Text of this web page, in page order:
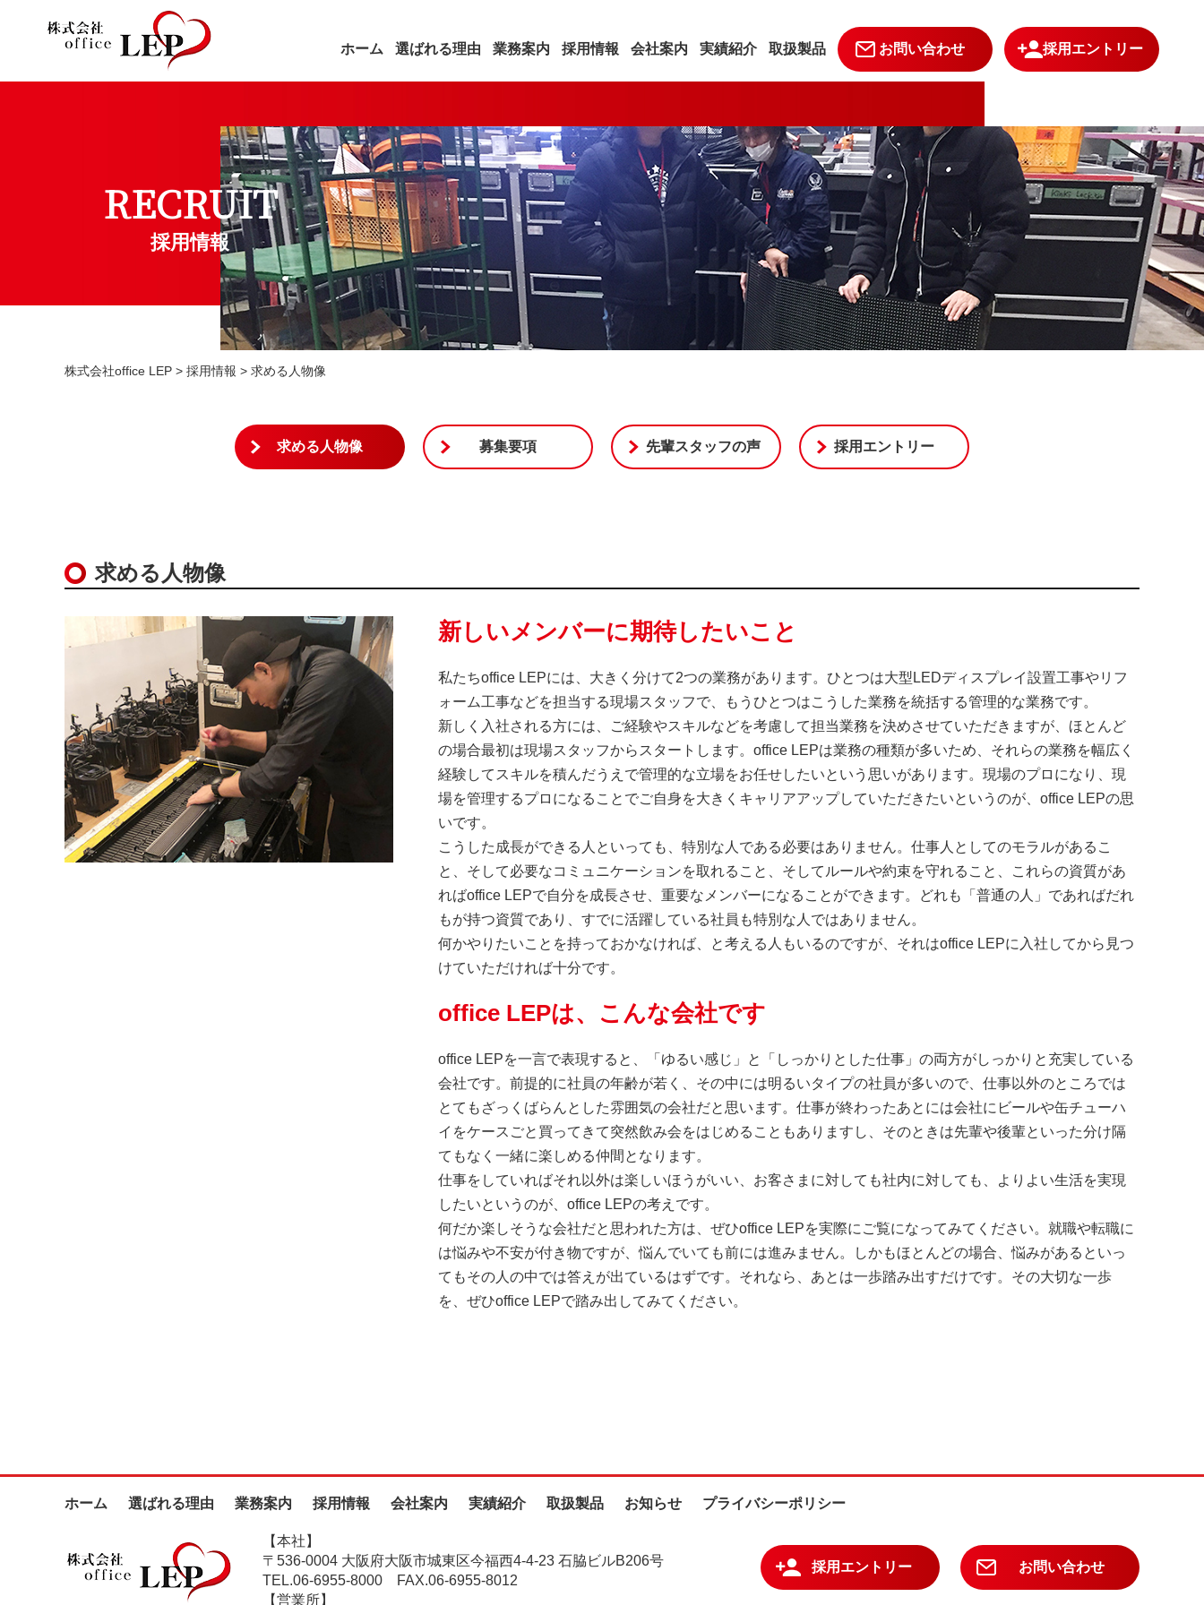
ホーム 選ばれる理由 業務案内 採用情報 会社案内 実績紹介 取扱製品 お問い合わせ 採用エントリー
RECRUIT
採用情報
株式会社office LEP > 採用情報 > 求める人物像
求める人物像 募集要項 先輩スタッフの声 採用エントリー
求める人物像
新しいメンバーに期待したいこと
私たちoffice LEPには、大きく分けて2つの業務があります。ひとつは大型LEDディスプレイ設置工事やリフ
ォーム工事などを担当する現場スタッフで、もうひとつはこうした業務を統括する管理的な業務です。
新しく入社される方には、ご経験やスキルなどを考慮して担当業務を決めさせていただきますが、ほとんど
の場合最初は現場スタッフからスタートします。office LEPは業務の種類が多いため、それらの業務を幅広く
経験してスキルを積んだうえで管理的な立場をお任せしたいという思いがあります。現場のプロになり、現
場を管理するプロになることでご自身を大きくキャリアアップしていただきたいというのが、office LEPの思
いです。
こうした成長ができる人といっても、特別な人である必要はありません。仕事人としてのモラルがあるこ
と、そして必要なコミュニケーションを取れること、そしてルールや約束を守れること、これらの資質があ
ればoffice LEPで自分を成長させ、重要なメンバーになることができます。どれも「普通の人」であればだれ
もが持つ資質であり、すでに活躍している社員も特別な人ではありません。
何かやりたいことを持っておかなければ、と考える人もいるのですが、それはoffice LEPに入社してから見つ
けていただければ十分です。
office LEPは、こんな会社です
office LEPを一言で表現すると、「ゆるい感じ」と「しっかりとした仕事」の両方がしっかりと充実している
会社です。前提的に社員の年齢が若く、その中には明るいタイプの社員が多いので、仕事以外のところでは
とてもざっくばらんとした雰囲気の会社だと思います。仕事が終わったあとには会社にビールや缶チューハ
イをケースごと買ってきて突然飲み会をはじめることもありますし、そのときは先輩や後輩といった分け隔
てもなく一緒に楽しめる仲間となります。
仕事をしていればそれ以外は楽しいほうがいい、お客さまに対しても社内に対しても、よりよい生活を実現
したいというのが、office LEPの考えです。
何だか楽しそうな会社だと思われた方は、ぜひoffice LEPを実際にご覧になってみてください。就職や転職に
は悩みや不安が付き物ですが、悩んでいても前には進みません。しかもほとんどの場合、悩みがあるといっ
てもその人の中では答えが出ているはずです。それなら、あとは一歩踏み出すだけです。その大切な一歩
を、ぜひoffice LEPで踏み出してみてください。
ホーム 選ばれる理由 業務案内 採用情報 会社案内 実績紹介 取扱製品 お知らせ プライバシーポリシー
【本社】
〒536-0004 大阪府大阪市城東区今福西4-4-23 石脇ビルB206号
TEL.06-6955-8000 FAX.06-6955-8012
【営業所】
採用エントリー お問い合わせ